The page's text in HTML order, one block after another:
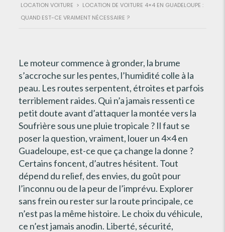
LOCATION VOITURE > LOCATION DE VOITURE 4×4 EN GUADELOUPE :
QUAND EST-CE VRAIMENT NÉCESSAIRE ?
Le moteur commence à gronder, la brume
s’accroche sur les pentes, l’humidité colle à la
peau. Les routes serpentent, étroites et parfois
terriblement raides. Qui n’a jamais ressenti ce
petit doute avant d’attaquer la montée vers la
Soufrière sous une pluie tropicale ? Il faut se
poser la question, vraiment, louer un 4×4 en
Guadeloupe, est-ce que ça change la donne ?
Certains foncent, d’autres hésitent. Tout
dépend du relief, des envies, du goût pour
l’inconnu ou de la peur de l’imprévu. Explorer
sans frein ou rester sur la route principale, ce
n’est pas la même histoire. Le choix du véhicule,
ce n’est jamais anodin. Liberté, sécurité,